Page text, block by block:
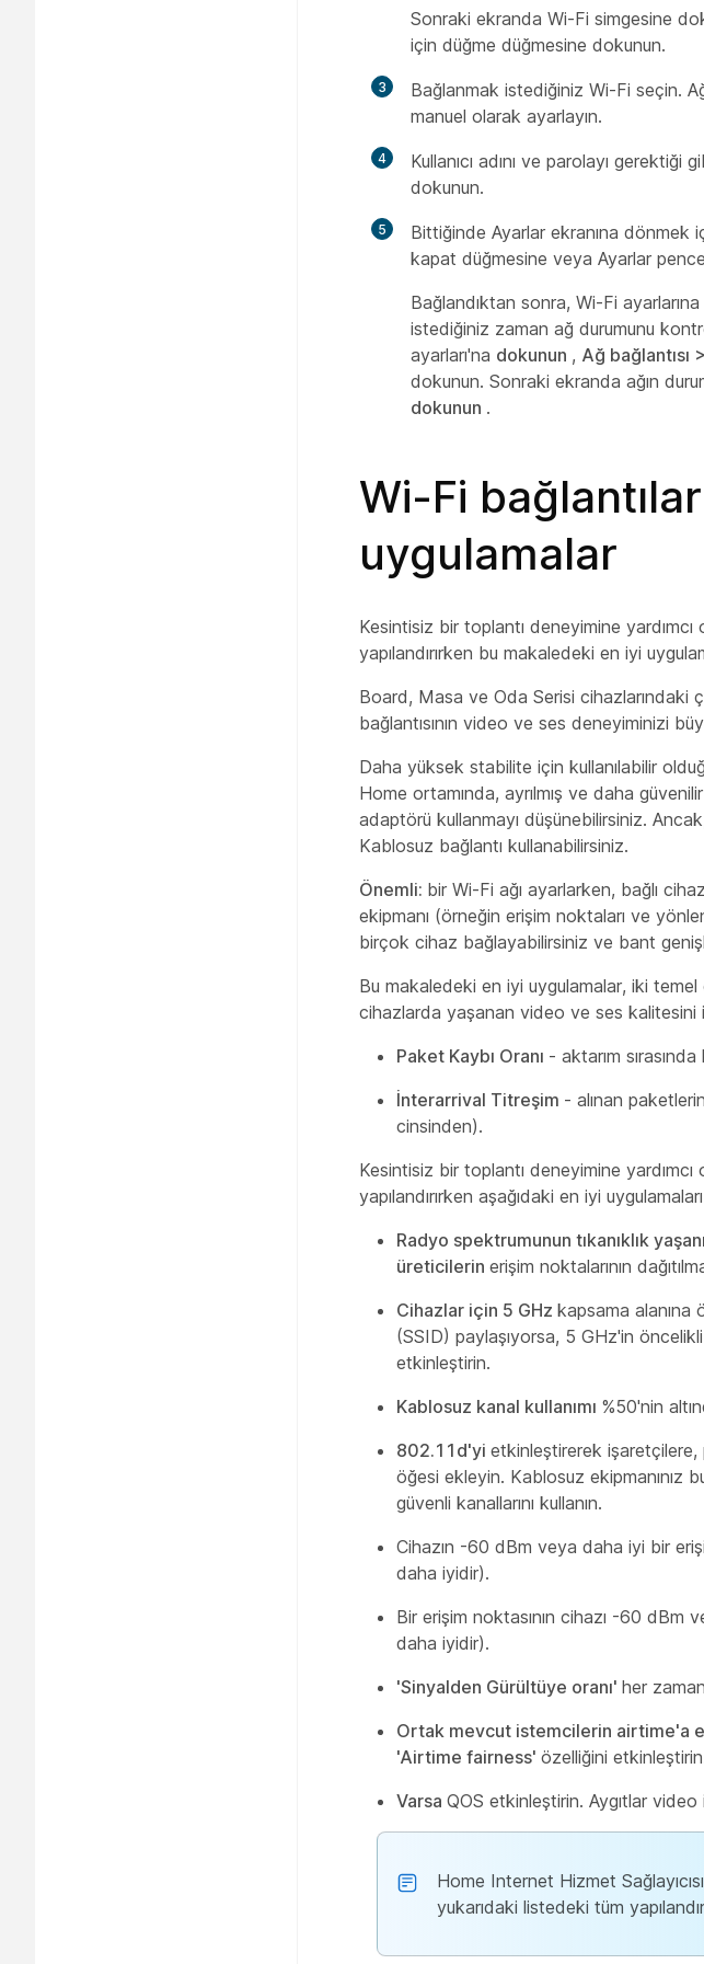
Sonraki ekranda Wi-Fi simgesine
için düğme düğmesine dokunun.
3 Bağlanmak istediğiniz Wi-Fi seçin.
manuel olarak ayarlayın.
4
Kullanıcı adını ve parolayı
dokunun.
5
Bittiğinde Ayarlar ekranına dönmek
kapat düğmesine veya Ayarlar
Bağlandıktan sonra, Wi-Fi
istediğiniz zaman ağ durumunu
ayarları'na dokunun , Ağ bağlantısı
dokunun. Sonraki ekranda ağın
dokunun .
Wi-Fi
uygulamalar
Kesintisiz bir toplantı deneyimine
yapılandırırken bu makaledeki en iyi
Board, Masa ve Oda Serisi cihazlarındaki
bağlantısının video ve ses deneyiminizi
Daha yüksek stabilite için kullanılabilir
Home ortamında, ayrılmış ve daha
adaptörü kullanmayı düşünebilirsiniz.
Kablosuz bağlantı kullanabilirsiniz.
Önemli: bir Wi-Fi ağı ayarlarken, bağlı
ekipmanı (örneğin erişim noktaları ve
birçok cihaz bağlayabilirsiniz ve bant
Bu makaledeki en iyi uygulamalar, iki
cihazlarda yaşanan video ve ses kalitesini
Paket Kaybı Oranı - aktarım
İnterarrival Titreşim - alınan
cinsinden).
Kesintisiz bir toplantı deneyimine
yapılandırırken aşağıdaki en iyi
Radyo spektrumunun tıkanıklık
üreticilerin erişim noktalarının
Cihazlar için 5 GHz kapsama alanına
(SSID) paylaşıyorsa, 5 GHz'in
etkinleştirin.
Kablosuz kanal kullanımı %50'nin
802.11d'yi etkinleştirerek işaretçilere,
öğesi ekleyin. Kablosuz
güvenli kanallarını kullanın.
Cihazın -60 dBm veya daha iyi bir
daha iyidir).
Bir erişim noktasının cihazı -60 dBm
daha iyidir).
'Sinyalden Gürültüye oranı' her
Ortak mevcut istemcilerin airtime'a
'Airtime fairness' özelliğini
Varsa QOS etkinleştirin. Aygıtlar
Home Internet Hizmet
yukarıdaki listedeki tüm